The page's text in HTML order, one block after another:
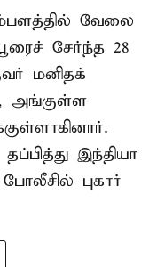
வேலை
சேர்ந்த 28
மனிதக்
அங்குள்ள
தப்பித்து இந்தியா
புகார்